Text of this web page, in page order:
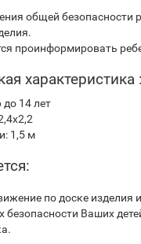
общей безопасности
проинформировать
характеристика :
до 14 лет
1,5 м
по доске изделия
безопасности Ваших